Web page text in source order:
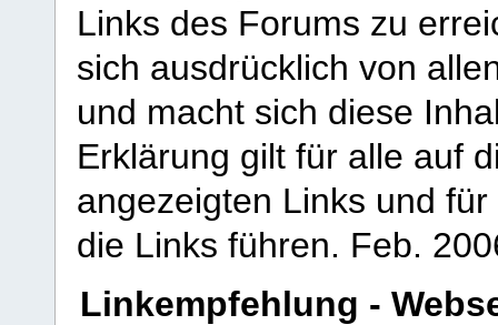
Links des Forums zu
sich ausdrücklich von
und macht sich diese
Erklärung gilt für alle auf
angezeigten Links und
die Links führen. Feb.
Linkempfehlung -